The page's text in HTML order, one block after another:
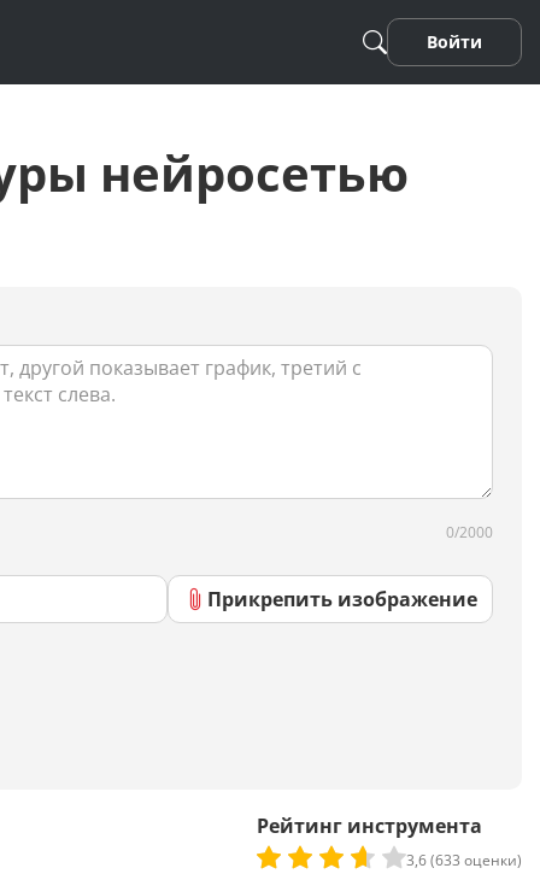
Песня
Генератор html-кода
Должностная инструкция
Войти
нейросетью
0/2000
Прикрепить изображение
Рейтинг инструмента
3,6 (633 оценки)